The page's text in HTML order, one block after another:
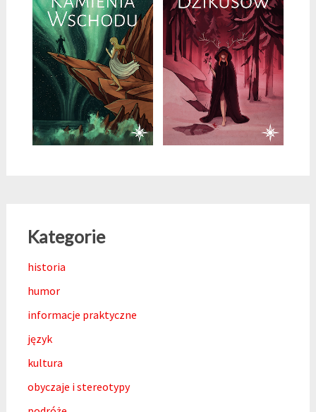
Kategorie
historia
humor
informacje praktyczne
język
kultura
obyczaje i stereotypy